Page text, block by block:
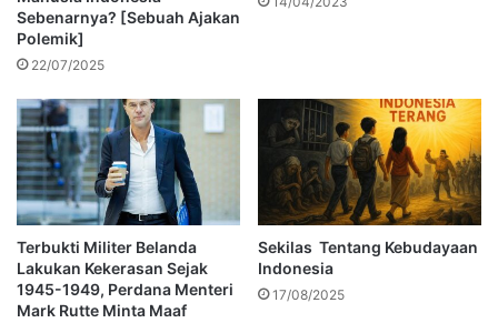
Sebenarnya? [Sebuah Ajakan
Polemik]
22/07/2025
Terbukti Militer Belanda
Lakukan Kekerasan Sejak
1945-1949, Perdana Menteri
Mark Rutte Minta Maaf
Sekilas Tentang Kebudayaan
Indonesia
17/08/2025